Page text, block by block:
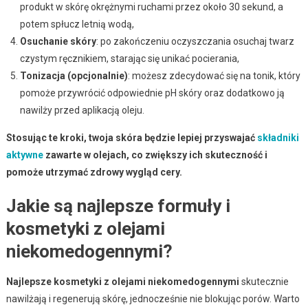
produkt w skórę okrężnymi ruchami przez około 30 sekund, a
potem spłucz letnią wodą,
Osuchanie skóry: po zakończeniu oczyszczania osuchaj twarz
czystym ręcznikiem, starając się unikać pocierania,
Tonizacja (opcjonalnie): możesz zdecydować się na tonik, który
pomoże przywrócić odpowiednie pH skóry oraz dodatkowo ją
nawilży przed aplikacją oleju.
Stosując te kroki, twoja skóra będzie lepiej przyswajać składniki
aktywnezawarte w olejach, co zwiększy ich skuteczność i
pomoże utrzymać zdrowy wygląd cery.
Jakie są najlepsze formuły i
kosmetyki z olejami
niekomedogennymi?
Najlepsze kosmetyki z olejami niekomedogennymi skutecznie
nawilżają i regenerują skórę, jednocześnie nie blokując porów. Warto